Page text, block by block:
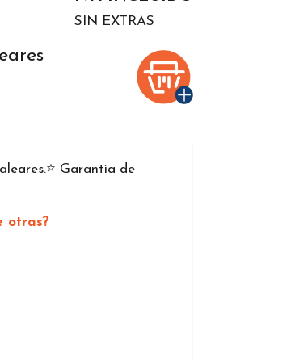
SIN EXTRAS
Garantía de
otras?